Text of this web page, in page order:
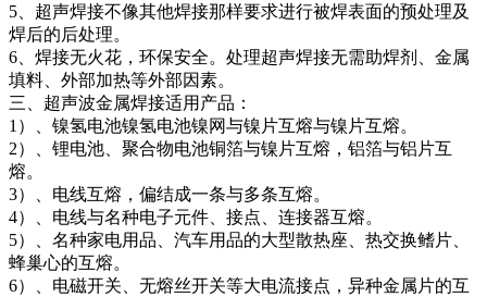
5、超声焊接不像其他焊接那样要求进行被焊表面的预处理及
焊后的后处理。
6、焊接无火花，环保安全。处理超声焊接无需助焊剂、金属
填料、外部加热等外部因素。
三、超声波金属焊接适用产品：
1）、镍氢电池镍氢电池镍网与镍片互熔与镍片互熔。
2）、锂电池、聚合物电池铜箔与镍片互熔，铝箔与铝片互
熔。
3）、电线互熔，偏结成一条与多条互熔。
4）、电线与名种电子元件、接点、连接器互熔。
5）、名种家电用品、汽车用品的大型散热座、热交换鳍片、
蜂巢心的互熔。
6）、电磁开关、无熔丝开关等大电流接点，异种金属片的互